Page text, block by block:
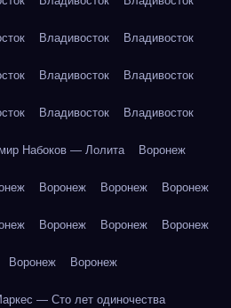
Владивосток Владивосток
Владивосток Владивосток
Владивосток Владивосток
Набоков — Лолита Воронеж
Воронеж Воронеж Воронеж
Воронеж Воронеж Воронеж
Воронеж Воронеж
— Сто лет одиночества